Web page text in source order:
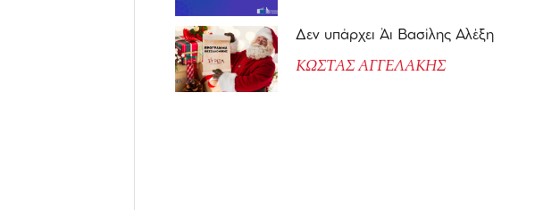
Δεν υπάρχει Άι Βασίλης Αλέξη
ΚΩΣΤΑΣ ΑΓΓΕΛΑΚΗΣ